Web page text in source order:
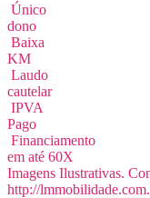
Único
dono
Baixa
KM
Laudo
cautelar
IPVA
Pago
Financiamento
em até 60X
Imagens Ilustrativas.
http://